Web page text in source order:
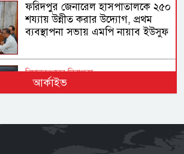
ফরিদপুর জেনারেল হাসপাতালকে ২৫০
শয্যায় উন্নীত করার উদ্যোগ, প্রথম
ব্যবস্থাপনা সভায় এমপি নায়াব ইউসুফ
বিমানবন্দরের নিরাপত্তা
ভিআইপি ও সিআইপি ব্যক্তিসহ
আর্কাইভ